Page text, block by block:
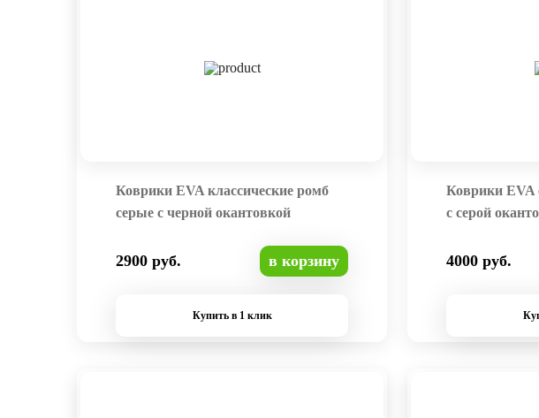
Коврики EVA классические ромб
серые с черной окантовкой
2900 руб. в корзину
Купить в 1 клик
Коврики EVA
с серой
4000 руб.